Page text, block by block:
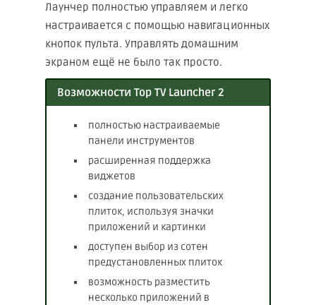
Лаунчер полностью управляем и легко
настраивается с помощью навигационных
кнопок пульта. Управлять домашним
экраном ещё не было так просто.
Возможности Top TV Launcher 2
полностью настраиваемые
панели инструментов
расширенная поддержка
виджетов
создание пользовательских
плиток, используя значки
приложений и картинки
доступен выбор из сотен
предустановленных плиток
возможность разместить
несколько приложений в